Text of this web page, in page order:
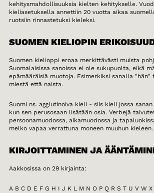
kehitysmahdollisuuksia kielten kehitykselle.
kieliasetuksella annettiin 20 vuotta aikaa
ruotsiin rinnastetuksi kieleksi.
SUOMEN KIELIOPIN
Suomen kielioppi eroaa merkittävästi muista
Suomalaisissa sanoissa ei ole sukupuolta, eikä
epämääräisiä muotoja. Esimerkiksi sanalla "hän"
miestä että naista.
Suomi ns. agglutinoiva kieli - siis kieli jossa
kun sen perusosaan lisätään osia. Verbejä
persoonamuodossa, aikamuodossa ja
melko vapaa verrattuna moneen muuhun kieleen.
KIRJOITTAMINEN JA
Aakkosissa on 29 kirjainta:
A B C D E F G H I J K L M N O P Q R S T U V W X